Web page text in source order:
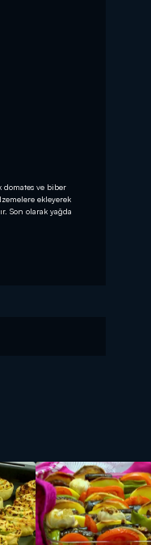
domates ve biber
ekleyerek
Son olarak yağda